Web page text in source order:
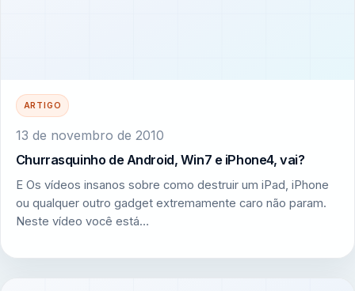
ARTIGO
13 de novembro de 2010
Churrasquinho de Android, Win7 e iPhone4, vai?
E Os vídeos insanos sobre como destruir um iPad, iPhone
ou qualquer outro gadget extremamente caro não param.
Neste vídeo você está…